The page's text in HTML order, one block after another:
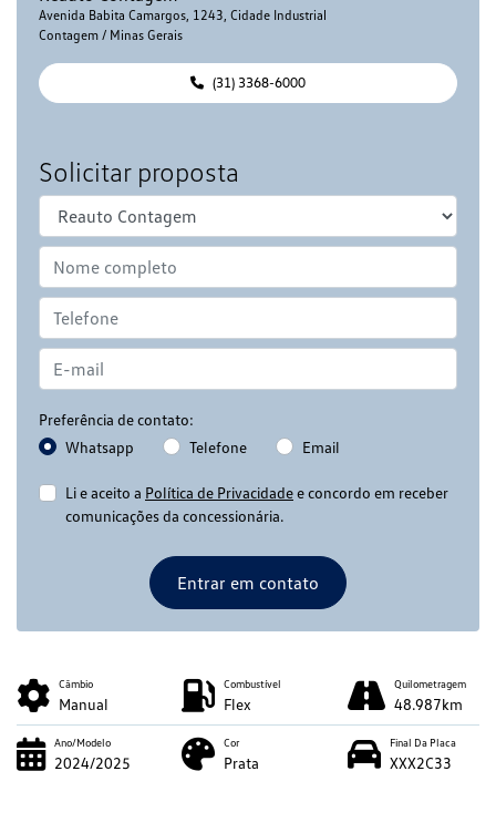
Avenida Babita Camargos, 1243, Cidade Industrial
Contagem / Minas Gerais
(31) 3368-6000
Solicitar proposta
Preferência de contato:
Whatsapp
Telefone Email
Li e aceito a Política de Privacidadee concordo em receber
comunicações da concessionária.
Entrar em contato
Câmbio
Manual
Combustível
Flex
Quilometragem
48.987km
Ano/Modelo
2024/2025
Cor
Prata
Final Da Placa
XXX2C33